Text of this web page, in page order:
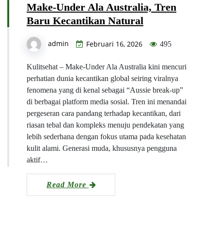
Make-Under Ala Australia, Tren
Baru Kecantikan Natural
admin Februari 16, 2026 495
Kulitsehat – Make-Under Ala Australia kini mencuri
perhatian dunia kecantikan global seiring viralnya
fenomena yang di kenal sebagai “Aussie break-up”
di berbagai platform media sosial. Tren ini menandai
pergeseran cara pandang terhadap kecantikan, dari
riasan tebal dan kompleks menuju pendekatan yang
lebih sederhana dengan fokus utama pada kesehatan
kulit alami. Generasi muda, khususnya pengguna
aktif…
Read More